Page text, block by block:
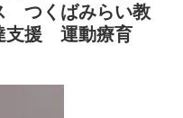
つくばみらい教
支援 運動療育